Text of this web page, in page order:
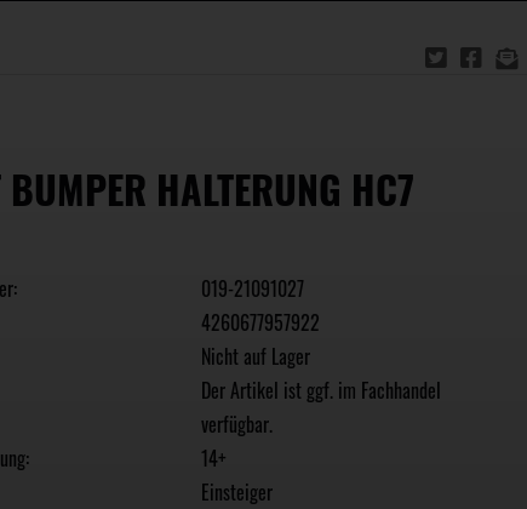
BUMPER HALTERUNG HC7
019-21091027
4260677957922
Nicht auf Lager
Der Artikel ist ggf. im Fachhandel
verfügbar.
14+
Einsteiger